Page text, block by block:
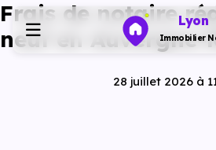
Lyon
Immobilier
Frais de notaire
neuf en Auvergne-
28 juillet 2026 à